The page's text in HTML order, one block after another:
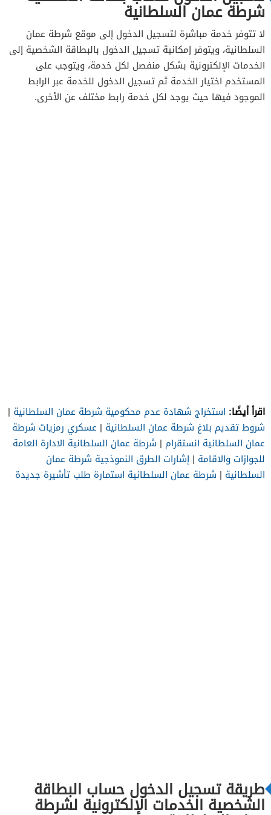
شرطة عمان السلطانية
لا تتوفر خدمة مباشرة لتسجيل الدخول إلى موقع شرطة عمان
السلطانية، ويتوفر إمكانية تسجيل الدخول بالبطاقة الشخصية إلى
الخدمات الإلكترونية بشكل منفصل لكل خدمة، ويتوجب على
المستخدم اختيار الخدمة ثم تسجيل الدخول للخدمة عبر الرابط
الموجود فيها حيث يوجد لكل خدمة رابط مختلف عن الأخرى.
اقرأ أيضًا: استخراج شهادة عدم محكومية شرطة عمان السلطانية |
شروط تقديم بلاغ شرطة عمان السلطانية | عسكري رمزيات شرطة
عمان السلطانية انستقرام | شرطة عمان السلطانية الادارة العامة
للجوازات والاقامة | إشارات الطرق النموذجية شرطة عمان
السلطانية | شرطة عمان السلطانية استمارة طلب تأشيرة جديدة
طريقة تسجيل الدخول حساب البطاقة
الشخصية الخدمات الإلكترونية لشرطة